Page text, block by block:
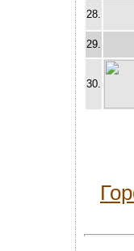
28.
29.
30.